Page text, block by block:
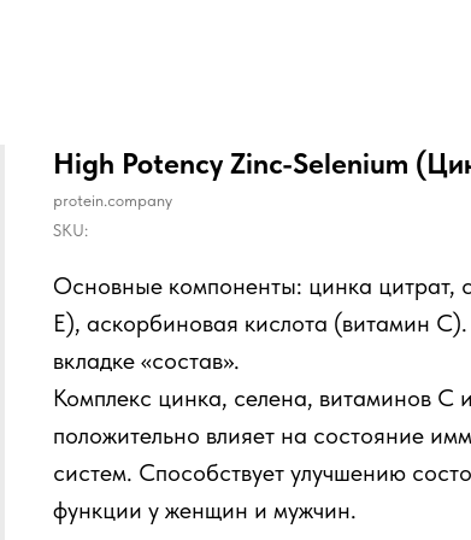
High Potency Zinc-Selenium
protein.company
SKU:
Основные компоненты: цинка цитрат,
Е), аскорбиновая кислота (витамин
вкладке «состав».
Комплекс цинка, селена, витаминов С
положительно влияет на состояние
систем. Способствует улучшению
функции у женщин и мужчин.